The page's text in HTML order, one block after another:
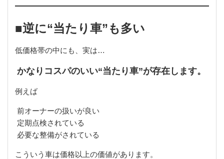
■逆に“当たり車”も多い
低価格帯の中にも、実は…
かなりコスパのいい“当たり車”が存在します。
例えば
前オーナーの扱いが良い
定期点検されている
必要な整備がされている
こういう車は価格以上の価値があります。